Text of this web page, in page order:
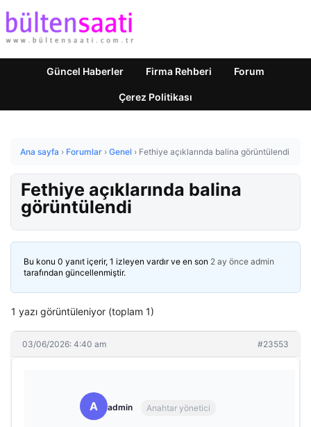
Güncel Haberler Firma Rehberi Forum
Çerez Politikası
Ana sayfa › Forumlar › Genel › Fethiye açıklarında balina görüntülendi
Fethiye açıklarında balina
görüntülendi
Bu konu 0 yanıt içerir, 1 izleyen vardır ve en son 2 ay önce admin
tarafından güncellenmiştir.
1 yazı görüntüleniyor (toplam 1)
03/06/2026: 4:40 am #23553
A admin Anahtar yönetici